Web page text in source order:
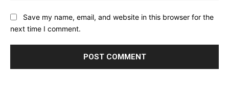
Save my name, email, and website in this browser for the
next time I comment.